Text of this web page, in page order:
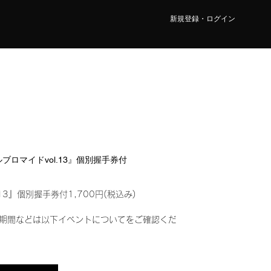
新規登録・ログイン
ロマイドvol.13』個別握手券付
』個別握手券付1,700円(税込み)
間などは以下イベントについてをご確認くだ